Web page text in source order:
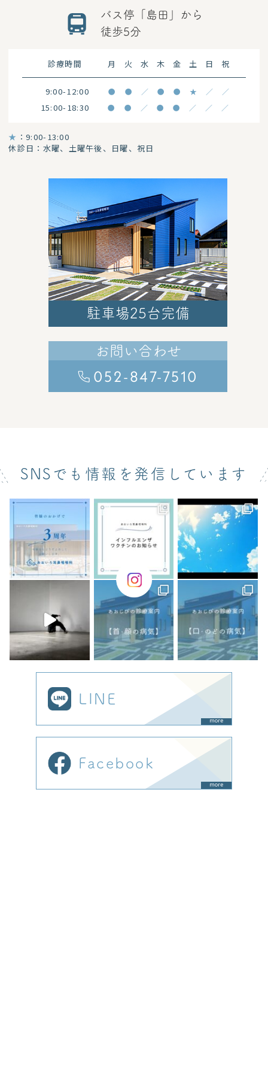
バス停「島田」から
徒歩5分
診療時間 月 火 水 木 金 土 日 祝
9:00-12:00 ● ● ／ ● ● ★ ／ ／
15:00-18:30 ● ● ／ ● ● ／ ／ ／
★ ：9:00-13:00
休診日：水曜、土曜午後、日曜、祝日
駐車場25台完備
お問い合わせ
052-847-7510
SNSでも情報を発信しています
LINE
more
Facebook
more